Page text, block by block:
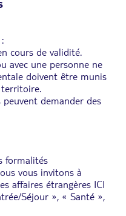
cours de validité.
avec une personne ne
doivent être munis
territoire.
demander des
formalités
vous invitons à
affaires étrangères ICI
Séjour », « Santé »,